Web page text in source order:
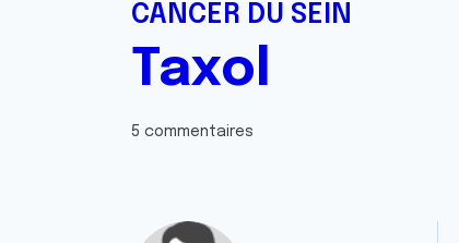
CANCER DU SEIN
Taxol
5 commentaires